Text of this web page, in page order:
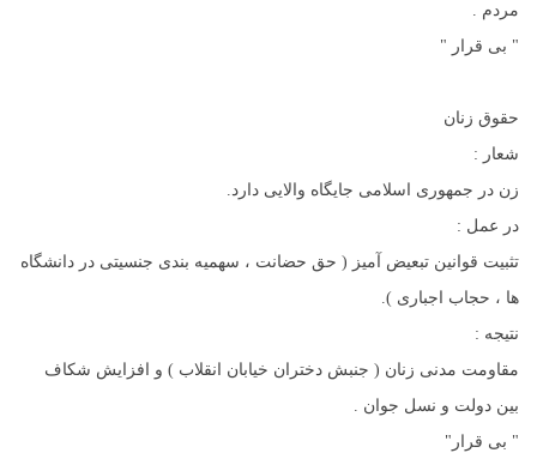
مردم .
" بی قرار "
حقوق زنان
شعار :
زن در جمهوری اسلامی جایگاه والایی دارد.
در عمل :
تثبیت قوانین تبعیض آمیز ( حق حضانت ، سهمیه بندی جنسیتی در دانشگاه
ها ، حجاب اجباری ).
نتیجه :
مقاومت مدنی زنان ( جنبش دختران خیابان انقلاب ) و افزایش شکاف
بین دولت و نسل جوان .
" بی قرار"